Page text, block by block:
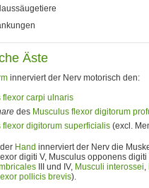
Äste
innerviert der Nerv motorisch den:
flexor carpi ulnaris
des Musculus flexor digitorum
flexor digitorum superficialis (excl.
Hand innerviert der Nerv die
digiti V, Musculus opponens
III und IV, Musculi interossei,
pollicis brevis).